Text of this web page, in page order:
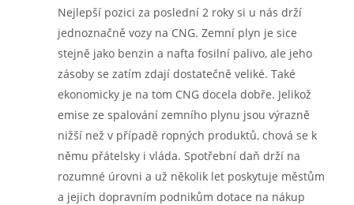
Nejlepší pozici za poslední 2 roky si u nás drží
jednoznačně vozy na CNG. Zemní plyn je sice
stejně jako benzin a nafta fosilní palivo, ale jeho
zásoby se zatím zdají dostatečně veliké. Také
ekonomicky je na tom CNG docela dobře. Jelikož
emise ze spalování zemního plynu jsou výrazně
nižší než v případě ropných produktů, chová se k
němu přátelsky i vláda. Spotřební daň drží na
rozumné úrovni a už několik let poskytuje městům
a jejich dopravním podnikům dotace na nákup